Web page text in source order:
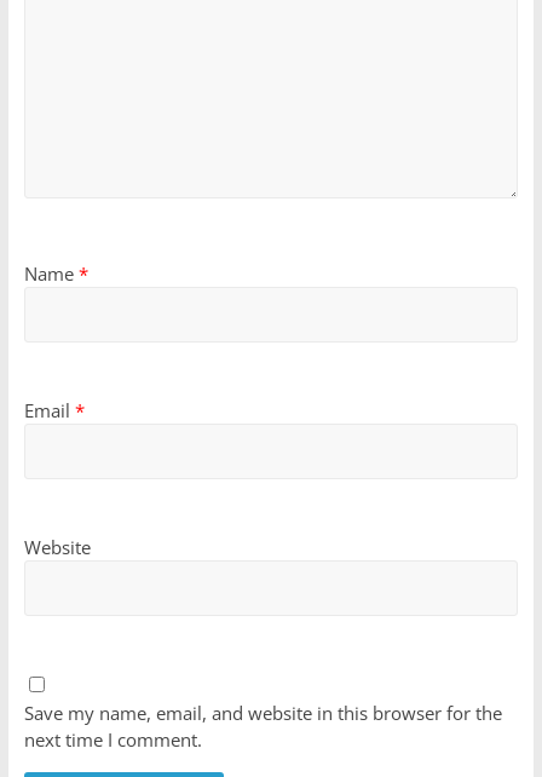
Name *
Email *
Website
Save my name, email, and website in this browser for the
next time I comment.